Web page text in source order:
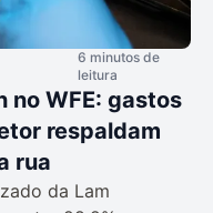
6 minutos de
leitura
no WFE: gastos
respaldam
rua
da Lam